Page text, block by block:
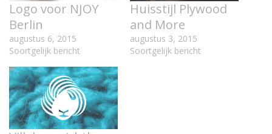
Logo voor NJOY
Berlin
augustus 6, 2015
Soortgelijk bericht
Huisstijl Plywood
and More
augustus 3, 2015
Soortgelijk bericht